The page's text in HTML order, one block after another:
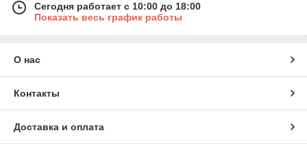
Сегодня работает с 10:00 до 18:00
Показать весь график работы
О нас
Контакты
Доставка и оплата